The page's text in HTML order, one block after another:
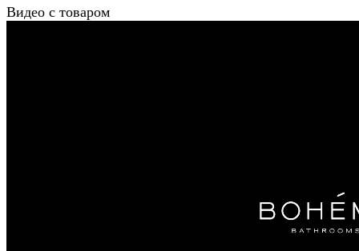
Видео с товаром